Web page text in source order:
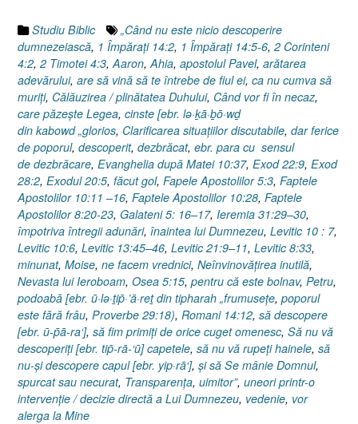
Studiu Biblic
„Când nu este nicio descoperire
dumnezeiască, 1 Împăraţi 14:2, 1 Împăraţi 14:5-6, 2 Corinteni
4:2, 2 Timotei 4:3, Aaron, Ahia, apostolul Pavel, arătarea
adevărului, are să vină să te întrebe de fiul ei, ca nu cumva să
muriţi, Călăuzirea / plinătatea Duhului, Când vor fi în necaz,
care păzeşte Legea, cinste [ebr. lə·ḵā·ḇō·wḏ
din kabowd „glorios, Clarificarea situaţiilor discutabile, dar ferice
de poporul, descoperit, dezbrăcat, ebr. para cu sensul
de dezbrăcare, Evanghelia după Matei 10:37, Exod 22:9, Exod
28:2, Exodul 20:5, făcut gol, Fapele Apostolilor 5:3, Faptele
Apostolilor 10:11 –16, Faptele Apostolilor 10:28, Faptele
Apostolilor 8:20-23, Galateni 5: 16–17, Ieremia 31:29–30,
împotriva întregii adunări, înaintea lui Dumnezeu, Levitic 10 : 7,
Levitic 10:6, Levitic 13:45–46, Levitic 21:9–11, Levitic 8:33,
minunat, Moise, ne facem vrednici, Neînvinovăţirea inutilă,
Nevasta lui Ieroboam, Osea 5:15, pentru că este bolnav, Petru,
podoabă [ebr. ū·lə·ṯip̄·’ā·reṯ din tipharah „frumuseţe, poporul
este fără frâu, Proverbe 29:18), Romani 14:12, să descopere
[ebr. ū-p̄ā-ra‘], să fim primiţi de orice cuget omenesc, Să nu vă
descoperiţi [ebr. tip̄-rā-‘ū] capetele, să nu vă rupeţi hainele, să
nu-şi descopere capul [ebr. yip·rā‘], şi să Se mânie Domnul,
spurcat sau necurat, Transparenţa, uimitor”, uneori printr-o
intervenţie / decizie directă a Lui Dumnezeu, vedenie, vor
alerga la Mine